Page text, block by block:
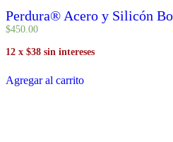
Perdura® Acero y Silicón
$450.00
12 x $38 sin intereses
Agregar al carrito